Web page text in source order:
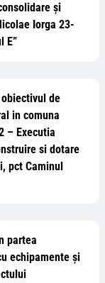
și
Iorga 23-
E”
de
in comuna
– Executia
si dotare
pct Caminul
partea
echipamente și